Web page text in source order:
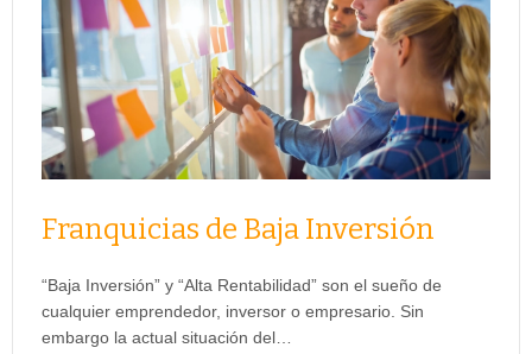
Franquicias de Baja Inversión
“Baja Inversión” y “Alta Rentabilidad” son el sueño de
cualquier emprendedor, inversor o empresario. Sin
embargo la actual situación del…